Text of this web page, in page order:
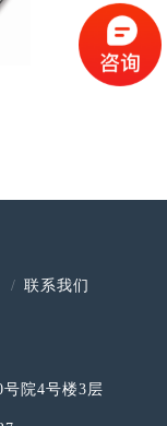
联系我们
院4号楼3层